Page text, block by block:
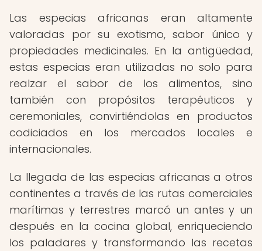
Las especias africanas eran altamente
valoradas por su exotismo, sabor único y
propiedades medicinales. En la antigüedad,
estas especias eran utilizadas no solo para
realzar el sabor de los alimentos, sino
también con propósitos terapéuticos y
ceremoniales, convirtiéndolas en productos
codiciados en los mercados locales e
internacionales.
La llegada de las especias africanas a otros
continentes a través de las rutas comerciales
marítimas y terrestres marcó un antes y un
después en la cocina global, enriqueciendo
los paladares y transformando las recetas